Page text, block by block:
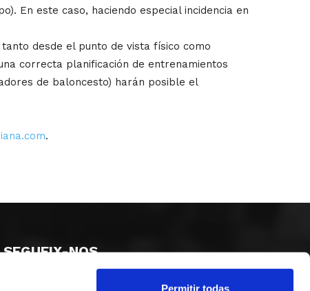
Permitir todas
En este caso, haciendo especial incidencia en
desde el punto de vista físico como
correcta planificación de entrenamientos
de baloncesto) harán posible el
.
SEGUEIX-NOS